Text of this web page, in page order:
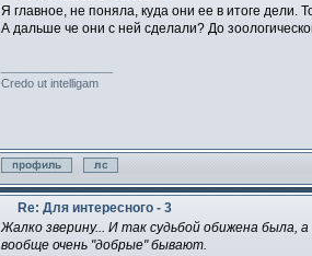
Я главное, не поняла, куда они ее в итоге дели.
А дальше че они с ней сделали? До
Credo ut intelligam
Профиль
Отправить личное
Re: Для интересного - 3
Жалко зверину... И так судьбой обижена была,
вообще очень "добрые" бывают.